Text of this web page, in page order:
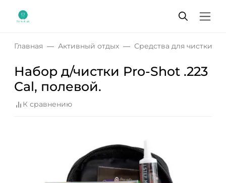
Главная Активный отдых Средства для чистки
Набор д/чистки Pro-Shot .223
Cal, полевой.
К сравнению